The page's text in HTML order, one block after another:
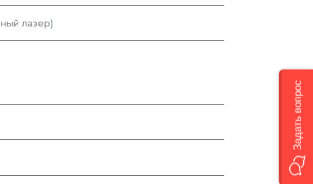
лазер)
Задать вопрос